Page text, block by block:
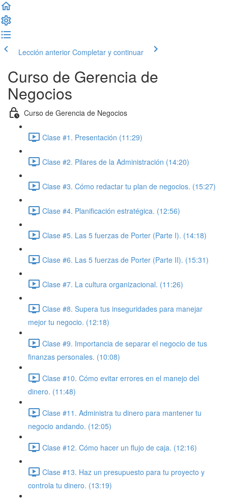
Lección anterior Completar y continuar
Curso de Gerencia de
Negocios
Curso de Gerencia de Negocios
Clase #1. Presentación (11:29)
Clase #2. Pilares de la Administración (14:20)
Clase #3. Cómo redactar tu plan de negocios. (15:27)
Clase #4. Planificación estratégica. (12:56)
Clase #5. Las 5 fuerzas de Porter (Parte I). (14:18)
Clase #6. Las 5 fuerzas de Porter (Parte II). (15:31)
Clase #7. La cultura organizacional. (11:26)
Clase #8. Supera tus inseguridades para manejar
mejor tu negocio. (12:18)
Clase #9. Importancia de separar el negocio de tus
finanzas personales. (10:08)
Clase #10. Cómo evitar errores en el manejo del
dinero. (11:48)
Clase #11. Administra tu dinero para mantener tu
negocio andando. (12:05)
Clase #12. Cómo hacer un flujo de caja. (12:16)
Clase #13. Haz un presupuesto para tu proyecto y
controla tu dinero. (13:19)